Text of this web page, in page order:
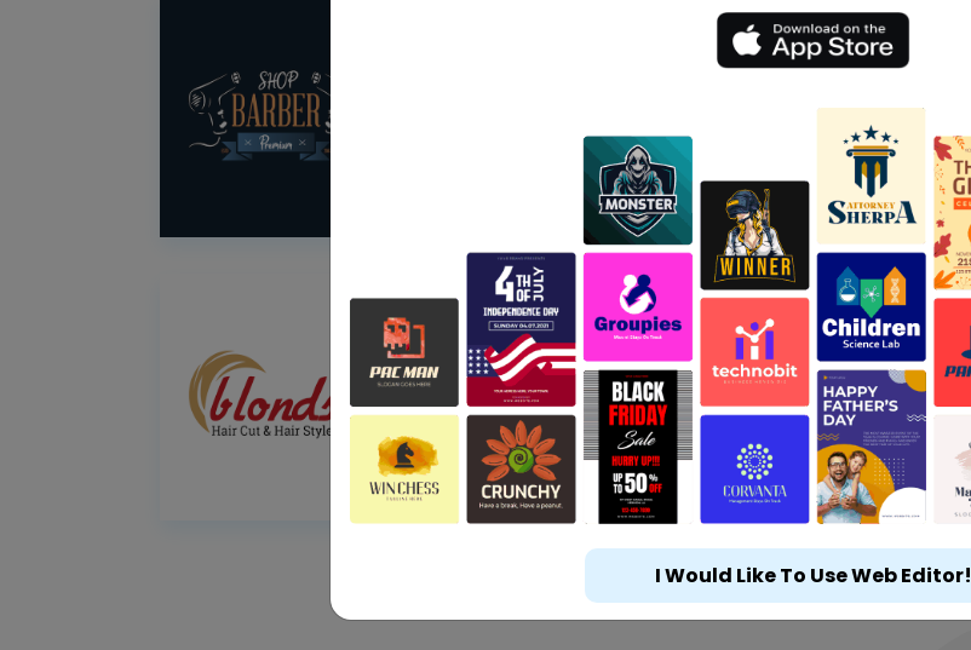
I Would Like To Use Web Editor!